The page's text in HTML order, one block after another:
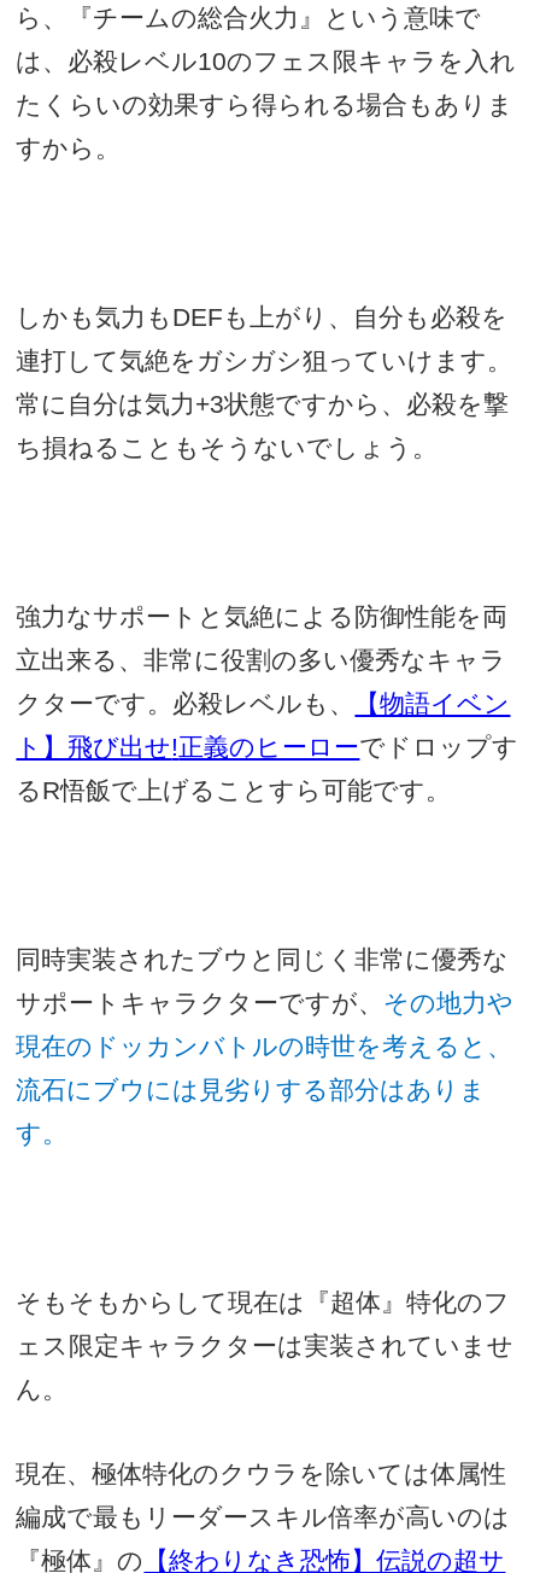
ら、『チームの総合火力』という意味で
は、必殺レベル10のフェス限キャラを入れ
たくらいの効果すら得られる場合もありま
すから。
しかも気力も DEF も上がり、自分も必殺を
連打して気絶をガシガシ狙っていけます。
常に自分は気力+3状態ですから、必殺を撃
ち損ねることもそうないでしょう。
強力なサポートと気絶による防御性能を両
立出来る、非常に役割の多い優秀なキャラ
クターです。必殺レベルも、
【物語イベン
ト】飛び出せ!正義のヒーローでドロップす
るR悟飯で上げることすら可能です。
同時実装されたブウと同じく非常に優秀な
サポートキャラクターですが、 その地力や
現在のドッカンバトルの時世を考えると、
流石にブウには見劣りする部分はありま
す。
そもそもからして現在は『超体』特化のフ
ェス限定キャラクターは実装されていませ
ん。
現在、極体特化のクウラを除いては体属性
編成で最もリーダースキル倍率が高いのは
『極体』の
【終わりなき恐怖】伝説の超サ